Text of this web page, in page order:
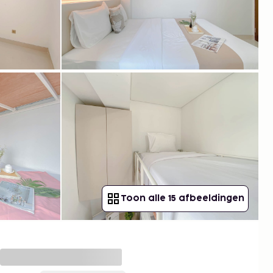
Toon alle 15 afbeeldingen